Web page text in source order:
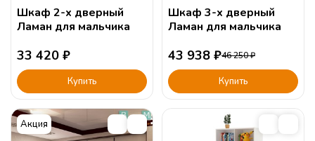
Шкаф 2-х дверный
Ламан для мальчика
33 420 ₽
Купить
Шкаф 3-х дверный
Ламан для мальчика
43 938 ₽46 250₽
Купить
Акция